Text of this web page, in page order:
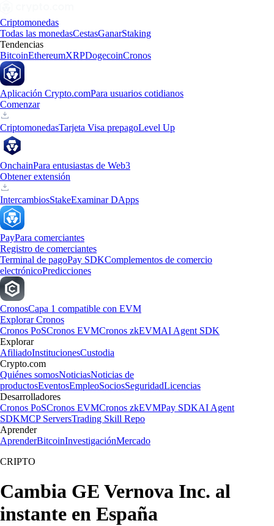
Criptomonedas
Todas las monedasCestasGanarStaking
Tendencias
BitcoinEthereumXRPDogecoinCronos
Aplicación Crypto.comPara usuarios cotidianos
Comenzar
CriptomonedasTarjeta Visa prepagoLevel Up
OnchainPara entusiastas de Web3
Obtener extensión
IntercambiosStakeExaminar DApps
PayPara comerciantes
Registro de comerciantes
Terminal de pagoPay SDKComplementos de comercio
electrónicoPredicciones
CronosCapa 1 compatible con EVM
Explorar Cronos
Cronos PoSCronos EVMCronos zkEVMAI Agent SDK
Explorar
AfiliadoInstitucionesCustodia
Crypto.com
Quiénes somosNoticiasNoticias de
productosEventosEmpleoSociosSeguridadLicencias
Desarrolladores
Cronos PoSCronos EVMCronos zkEVMPay SDKAI Agent
SDKMCP ServersTrading Skill Repo
Aprender
AprenderBitcoinInvestigaciónMercado
CRIPTO
Cambia GE Vernova Inc. al
instante en España